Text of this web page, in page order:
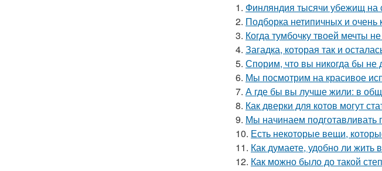
1. Финляндия тысячи убежищ на
2. Подборка нетипичных и
3. Когда тумбочку твоей мечты
4. Загадка, которая так и
5. Спорим, что вы никогда бы не
6. Мы посмотрим на красивое
7. А где бы вы лучше жили: в
8. Как дверки для котов могут
9. Мы начинаем подготавливать
10. Есть некоторые вещи,
11. Как думаете, удобно ли жить
12. Как можно было до такой